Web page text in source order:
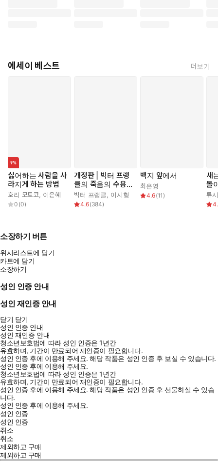
에세이 베스트 더보기
싫어하는 사람을 사
라지게 하는 방법
호리 모토코 이은혜
0 (0)
개정판 | 빅터 프랭
클의 죽음의 수용소
에서
빅터 프랭클 이시형
4.6(384)
백지 앞에서
최은영
4.6(11 )
새
돌
류
소장하기 버튼
위시리스트에 담기
카트에 담기
소장하기
성인 인증 안내
성인 재인증 안내
닫기 닫기
성인 인증 안내
성인 재인증 안내
청소년보호법에 따라 성인 인증은 1년간
유효하며, 기간이 만료되어 재인증이 필요합니다.
성인 인증 후에 이용해 주세요.해당 작품은 성인 인증 후 보실 수 있습니다.
성인 인증 후에 이용해 주세요.
청소년보호법에 따라 성인 인증은 1년간
유효하며, 기간이 만료되어 재인증이 필요합니다.
성인 인증 후에 이용해 주세요.해당 작품은 성인 인증 후 선물하실 수 있습
니다.
성인 인증 후에 이용해 주세요.
성인 인증
성인 인증
취소
취소
제외하고 구매
제외하고 구매